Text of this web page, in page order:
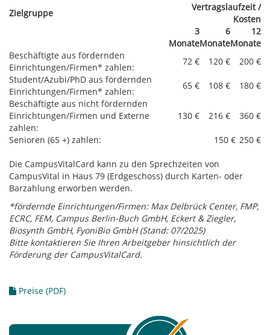
Zielgruppe
Vertragslaufzeit /
Kosten
3
Monate
6
Monate
12
Monate
Beschäftigte aus fördernden
Einrichtungen/Firmen* zahlen:
72 € 120 €
200 €
Student/Azubi/PhD aus fördernden
Einrichtungen/Firmen* zahlen:
65 € 108 €
180 €
Beschäftigte aus nicht fördernden
Einrichtungen/Firmen und Externe
zahlen:
130 € 216 € 360 €
Senioren (65 +) zahlen: 150 € 250 €
Die CampusVitalCard kann zu den Sprechzeiten von
CampusVital in Haus 79 (Erdgeschoss) durch Karten- oder
Barzahlung erworben werden.
*fördernde Einrichtungen/Firmen: Max Delbrück Center, FMP,
ECRC, FEM, Campus Berlin-Buch GmbH, Eckert & Ziegler,
Biosynth GmbH, FyoniBio GmbH (Stand: 07/2025)
Bitte kontaktieren Sie Ihren Arbeitgeber hinsichtlich der
Förderung der CampusVitalCard.
Preise (PDF)